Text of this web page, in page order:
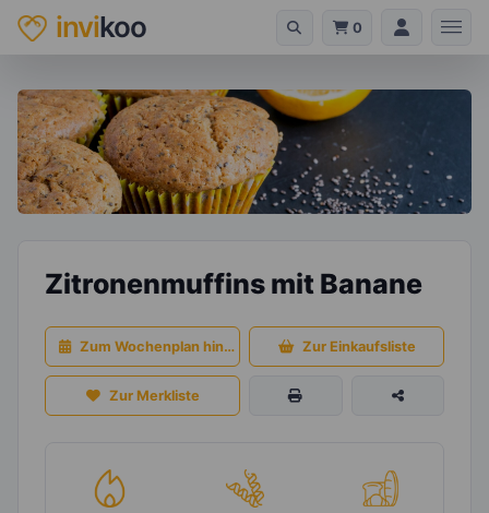
invikoo 0
Zitronenmuffins mit Banane
Zum Wochenplan hinzufügen Zur Einkaufsliste
Zur Merkliste